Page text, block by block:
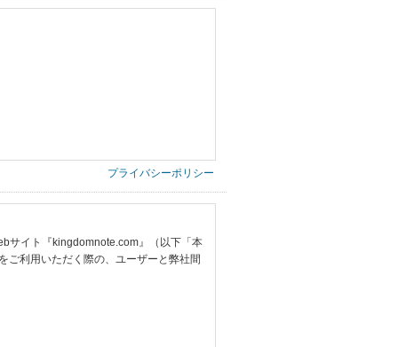
供いただいた情報）
写し等）、および当該書類に含まれる
れる住所※、投稿時にご提供いただいた
プライバシーポリシー
サイト『kingdomnote.com』（以下「本
ご利用いただく際の、ユーザーと弊社間